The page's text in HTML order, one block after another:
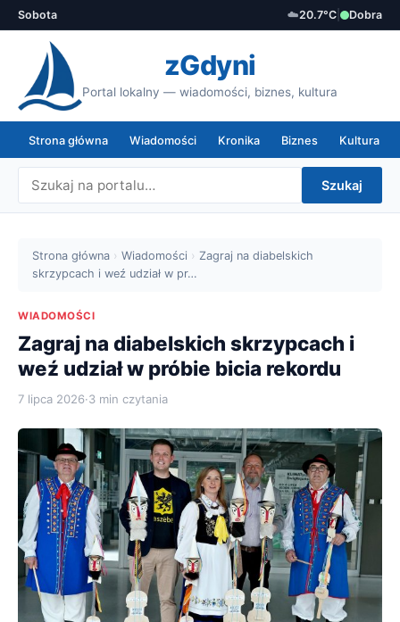
Sobota ☁️20.7°C Dobra
zGdyni
Portal lokalny — wiadomości, biznes, kultura
Strona główna Wiadomości Kronika Biznes Kultura
Szukaj
Strona główna › Wiadomości › Zagraj na diabelskich
skrzypcach i weź udział w pr…
WIADOMOŚCI
Zagraj na diabelskich skrzypcach i
weź udział w próbie bicia rekordu
7 lipca 2026·3 min czytania